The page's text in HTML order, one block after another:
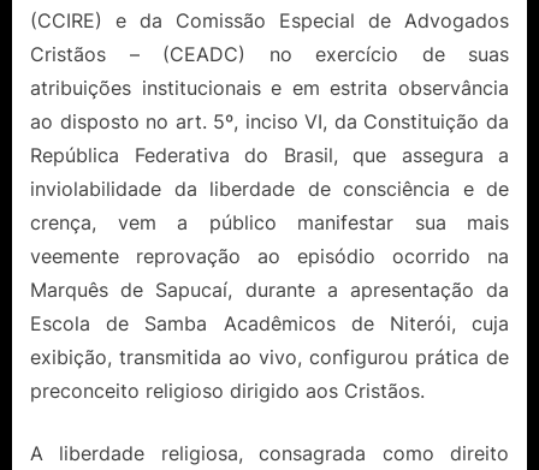
(CCIRE) e da Comissão Especial de Advogados
Cristãos – (CEADC) no exercício de suas
atribuições institucionais e em estrita observância
ao disposto no art. 5º, inciso VI, da Constituição da
República Federativa do Brasil, que assegura a
inviolabilidade da liberdade de consciência e de
crença, vem a público manifestar sua mais
veemente reprovação ao episódio ocorrido na
Marquês de Sapucaí, durante a apresentação da
Escola de Samba Acadêmicos de Niterói, cuja
exibição, transmitida ao vivo, configurou prática de
preconceito religioso dirigido aos Cristãos.
A liberdade religiosa, consagrada como direito